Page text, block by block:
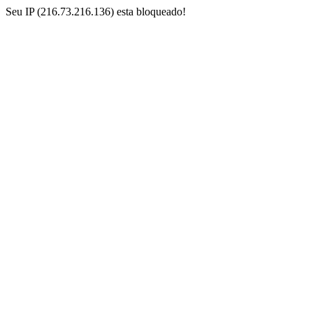
Seu IP (216.73.216.136) esta bloqueado!